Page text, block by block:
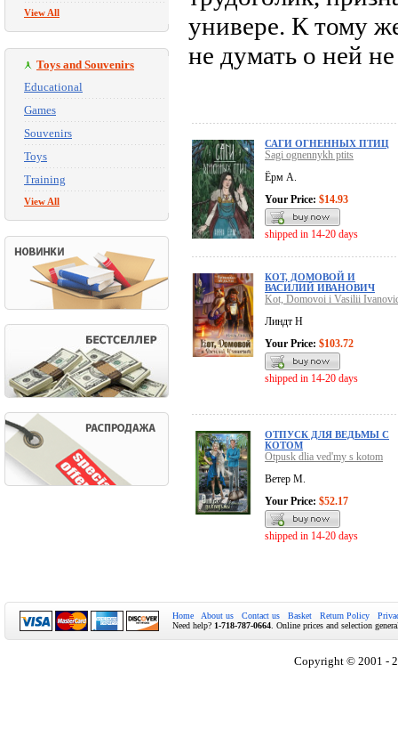
View All
Toys and Souvenirs
Educational
Games
Souvenirs
Toys
Training
View All
универе. К тому
не думать о ней
САГИ ОГНЕННЫХ ПТИЦ
Sagi ognennykh ptits
Ёрм А.
Your Price: $14.93
shipped in 14-20 days
КОТ, ДОМОВОЙ И
ВАСИЛИЙ ИВАНОВИЧ
Kot, Domovoi i Vasilii
Линдт Н
Your Price: $103.72
shipped in 14-20 days
ОТПУСК ДЛЯ ВЕДЬМЫ С
КОТОМ
Otpusk dlia ved'my s kotom
Ветер М.
Your Price: $52.17
shipped in 14-20 days
Home About us Contact us Basket Return Policy
Need help? 1-718-787-0664 . Online prices and selection
Copyright © 2001 -